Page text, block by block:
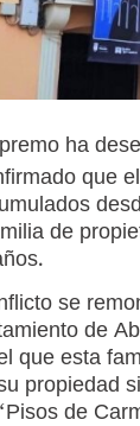
ha
que
de
se
de
que esta
propiedad
de